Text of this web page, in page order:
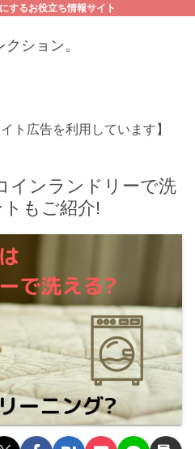
するお役立ち情報サイト
クション。
ト広告を利用しています】
インランドリーで洗
もご紹介!